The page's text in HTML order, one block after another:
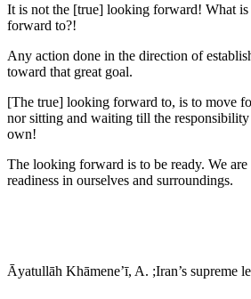
It is not the [true] looking forward! What
forward to?!
Any action done in the direction of
toward that great goal.
[The true] looking forward to, is to move
nor sitting and waiting till the
own!
The looking forward is to be ready. We are
readiness in ourselves and surroundings.
Āyatullāh Khāmene’ī, A. ;Iran’s supreme